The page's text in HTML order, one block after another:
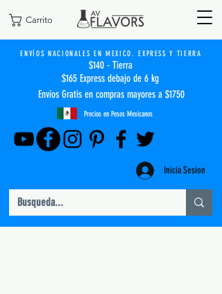
Carrito
ENVÍOS NACIONALES EN MEXICO. EXPRESS Y TIERRA
$140 - Tierra
$165 Express debajo de 6 kg
Envíos Gratis en compras mayores a $1750
Precios en Pesos Mexicanos
Inicia Sesion